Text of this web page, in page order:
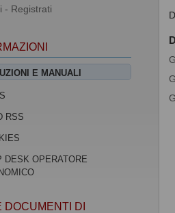
- Registrati
E MANUALI
RSS
DESK OPERATORE
DOCUMENTI DI